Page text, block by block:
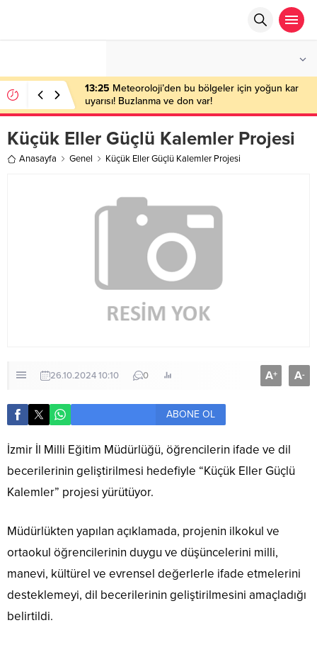
13:25 Meteoroloji’den bu bölgeler için yoğun kar
uyarısı! Buzlanma ve don var!
Küçük Eller Güçlü Kalemler Projesi
Anasayfa Genel Küçük Eller Güçlü Kalemler Projesi
26.10.2024 10:10 0 A+ A-
ABONE OL
İzmir İl Milli Eğitim Müdürlüğü, öğrencilerin ifade ve dil
becerilerinin geliştirilmesi hedefiyle “Küçük Eller Güçlü
Kalemler” projesi yürütüyor.
Müdürlükten yapılan açıklamada, projenin ilkokul ve
ortaokul öğrencilerinin duygu ve düşüncelerini milli,
manevi, kültürel ve evrensel değerlerle ifade etmelerini
desteklemeyi, dil becerilerinin geliştirilmesini amaçladığı
belirtildi.